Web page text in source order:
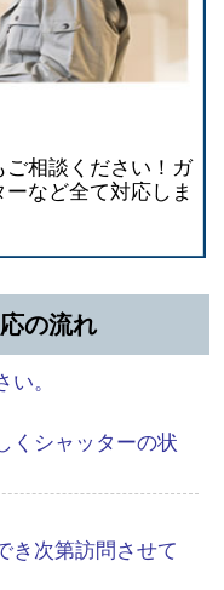
ご相談ください！ガ
など全て対応しま
の流れ
。
くシャッターの状
き次第訪問させて